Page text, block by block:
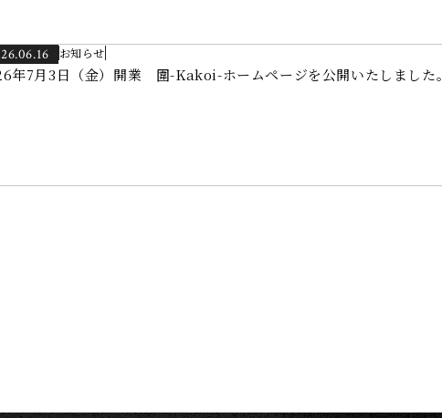
お知らせ
年7月3日（金）開業 圍-Kakoi-ホームページを公開いたしました。
アクセス